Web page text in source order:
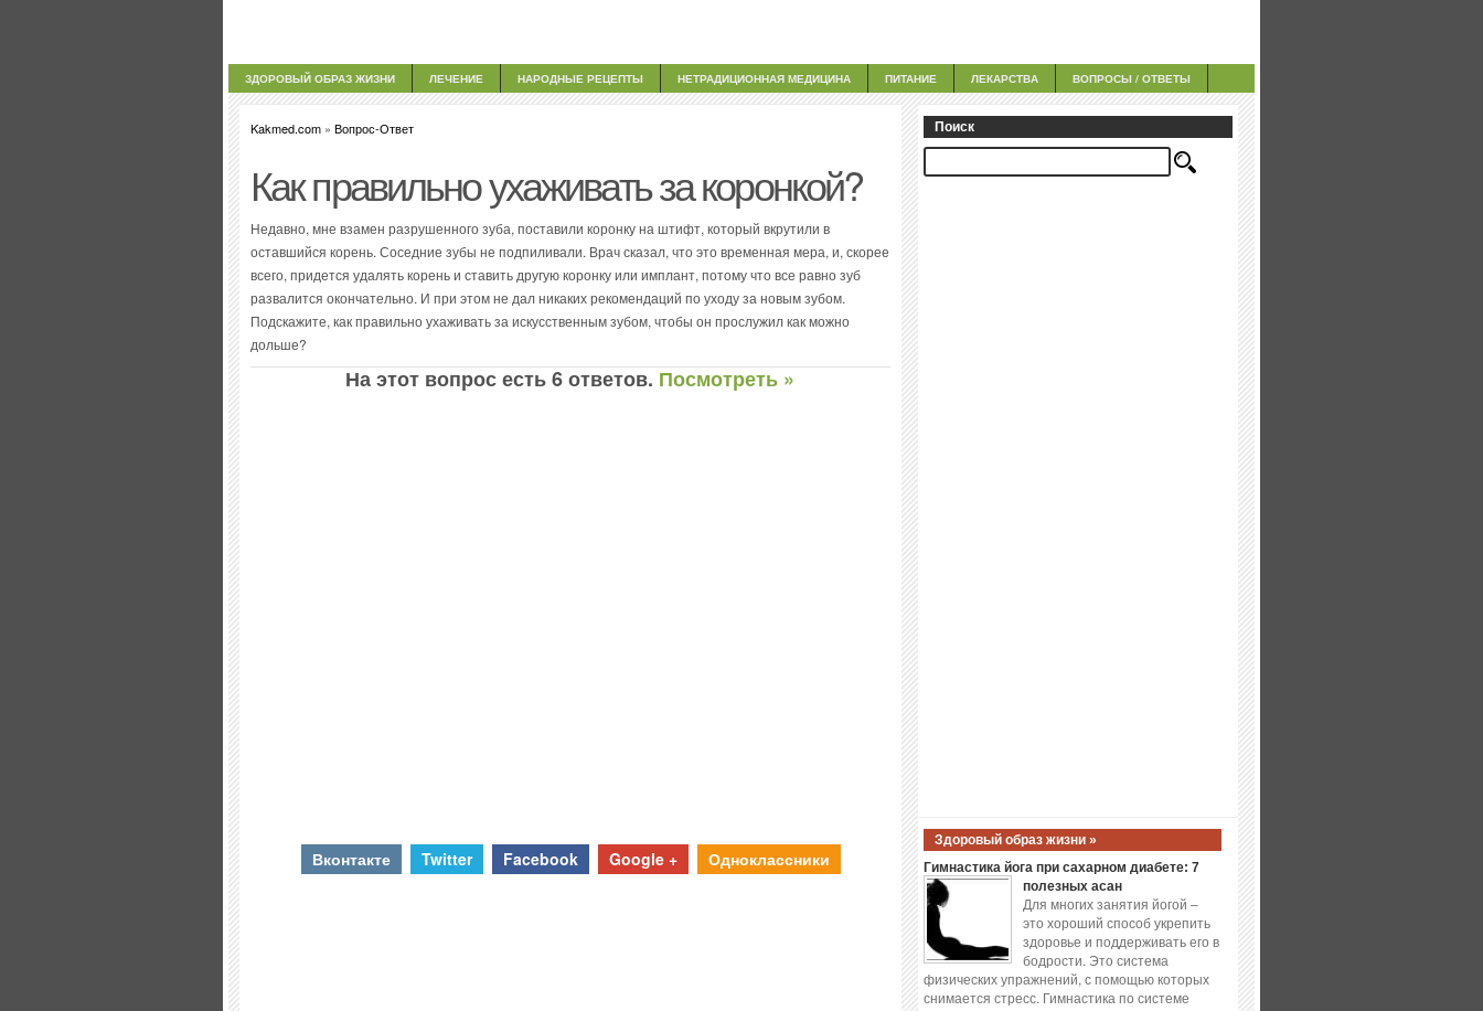
ЗДОРОВЫЙ ОБРАЗ ЖИЗНИ ЛЕЧЕНИЕ НАРОДНЫЕ РЕЦЕПТЫ НЕТРАДИЦИОННАЯ МЕДИЦИНА ПИТАНИЕ ЛЕКАРСТВА ВОПРОСЫ / ОТВЕТЫ
Kakmed.com » Вопрос-Ответ
Как правильно ухаживать за коронкой?
Недавно, мне взамен разрушенного зуба, поставили коронку на штифт, который вкрутили в
оставшийся корень. Соседние зубы не подпиливали. Врач сказал, что это временная мера, и, скорее
всего, придется удалять корень и ставить другую коронку или имплант, потому что все равно зуб
развалится окончательно. И при этом не дал никаких рекомендаций по уходу за новым зубом.
Подскажите, как правильно ухаживать за искусственным зубом, чтобы он прослужил как можно
дольше?
На этот вопрос есть 6 ответов. Посмотреть »
Вконтакте Twitter Facebook Google + Одноклассники
Поиск
Здоровый образ жизни »
Гимнастика йога при сахарном диабете: 7
полезных асан
Для многих занятия йогой –
это хороший способ укрепить
здоровье и поддерживать его в
бодрости. Это система
физических упражнений, с помощью которых
снимается стресс. Гимнастика по системе